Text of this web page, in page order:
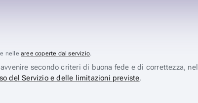
nelle aree coperte dal servizio.
secondo criteri di buona fede e di correttezza, nel
del Servizio e delle limitazioni previste.